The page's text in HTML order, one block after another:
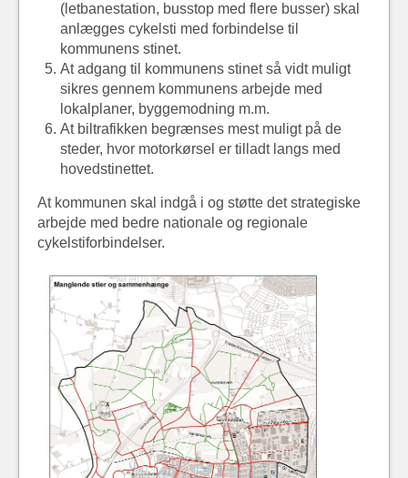
(letbanestation, busstop med flere busser) skal
anlægges cykelsti med forbindelse til
kommunens stinet.
At adgang til kommunens stinet så vidt muligt
sikres gennem kommunens arbejde med
lokalplaner, byggemodning m.m.
At biltrafikken begrænses mest muligt på de
steder, hvor motorkørsel er tilladt langs med
hovedstinettet.
At kommunen skal indgå i og støtte det strategiske
arbejde med bedre nationale og regionale
cykelstiforbindelser.